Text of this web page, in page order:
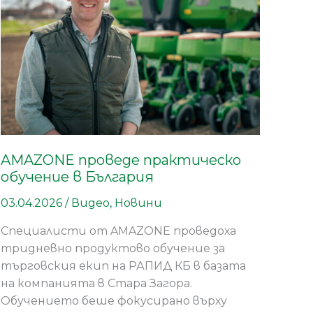
AMAZONE проведе практическо
обучение в България
03.04.2026/ Видео, Новини
Специалисти от AMAZONE проведоха
тридневно продуктово обучение за
търговския екип на РАПИД КБ в базата
на компанията в Стара Загора.
Обучението беше фокусирано върху
в
България